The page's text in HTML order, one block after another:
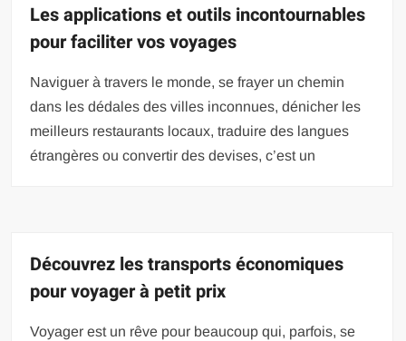
Les applications et outils incontournables
pour faciliter vos voyages
Naviguer à travers le monde, se frayer un chemin
dans les dédales des villes inconnues, dénicher les
meilleurs restaurants locaux, traduire des langues
étrangères ou convertir des devises, c’est un
Découvrez les transports économiques
pour voyager à petit prix
Voyager est un rêve pour beaucoup qui, parfois, se